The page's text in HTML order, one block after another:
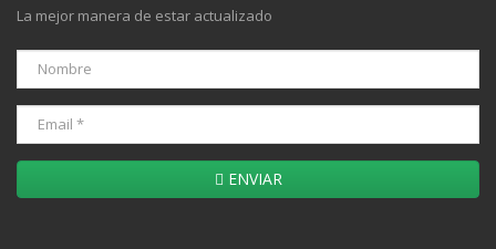
La mejor manera de estar actualizado
ENVIAR